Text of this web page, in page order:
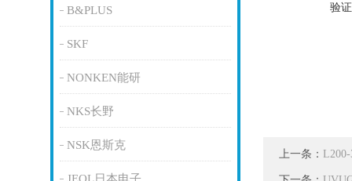
B&PLUS
SKF
NONKEN能研
NKS长野
NSK恩斯克
验
上一条：